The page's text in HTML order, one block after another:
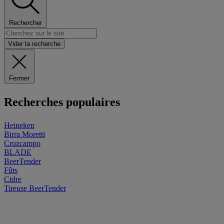
Rechercher
Vider la recherche
Fermer
Recherches populaires
Heineken
Birra Moretti
Cruzcampo
BLADE
BeerTender
Fûts
Cidre
Tireuse BeerTender